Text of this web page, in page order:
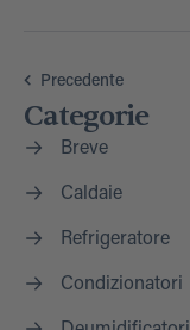
Precedente
Categorie
Breve
Caldaie
Refrigeratore
Condizionatori